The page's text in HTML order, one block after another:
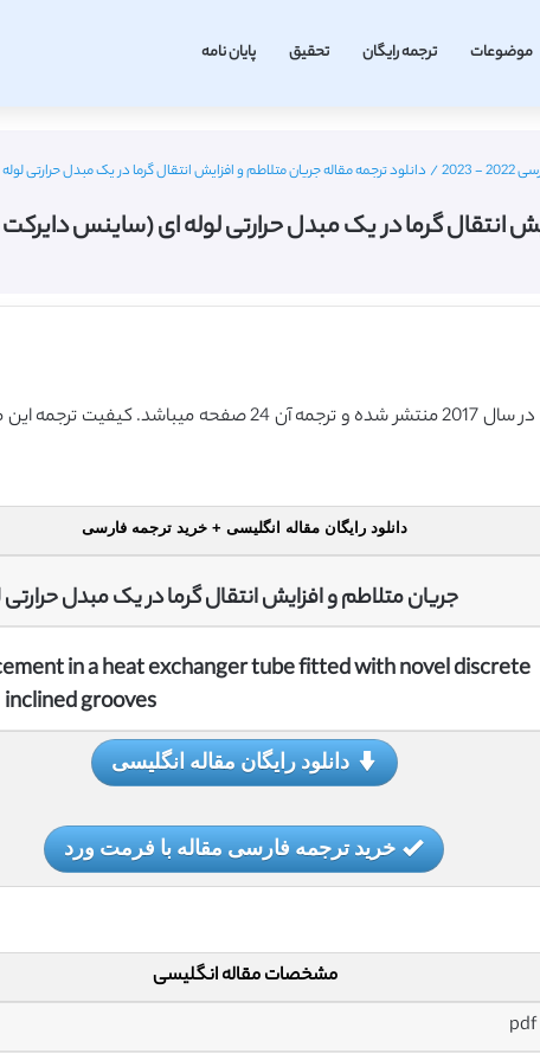
موضوعات ترجمه رایگان تحقیق پایان نامه
/ دانلود ترجمه مقاله جریان متلاطم و افزایش انتقال گرما در یک مبدل حرارتی لوله ای (ساینس
در یک مبدل حرارتی لوله ای (ساینس دایرکت – الزویر 2017) (ترجمه
دانلود رایگان مقاله انگلیسی + خرید ترجمه فارسی
جریان متلاطم و افزایش انتقال گرما در یک مبدل
in a heat exchanger tube fitted with novel discrete
inclined grooves
دانلود رایگان مقاله انگلیسی
خرید ترجمه فارسی مقاله با فرمت ورد
مشخصات مقاله انگلیسی
pdf